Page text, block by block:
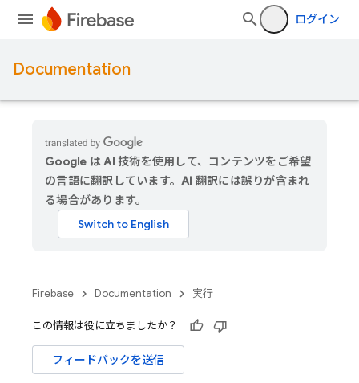
ログイン
Documentation
Google は AI 技術を使用して、コンテンツをご希望
の言語に翻訳しています。AI 翻訳には誤りが含まれ
る場合があります。
Firebase Documentation 実行
この情報は役に立ちましたか？
フィードバックを送信